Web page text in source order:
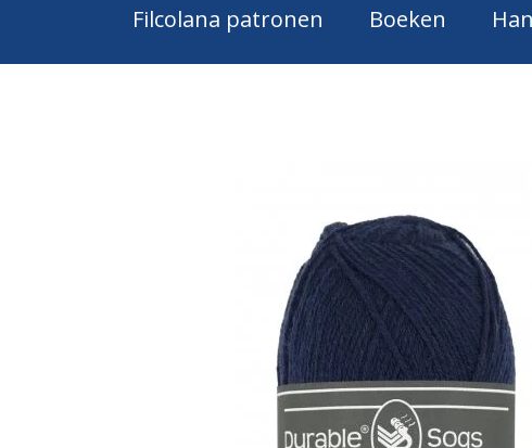
Filcolana patronen
Boeken